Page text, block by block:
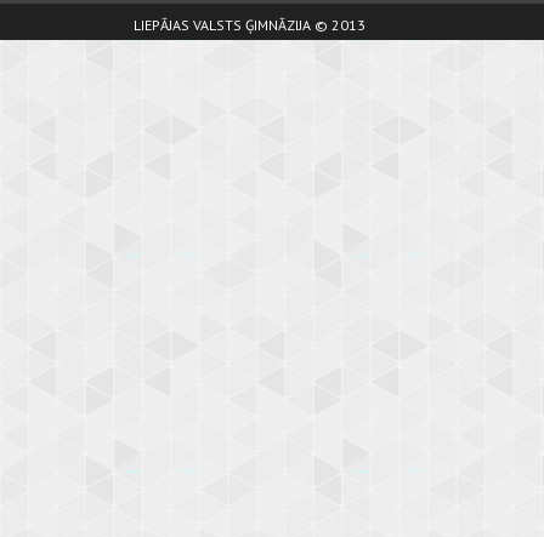
LIEPĀJAS VALSTS ĢIMNĀZIJA © 2013